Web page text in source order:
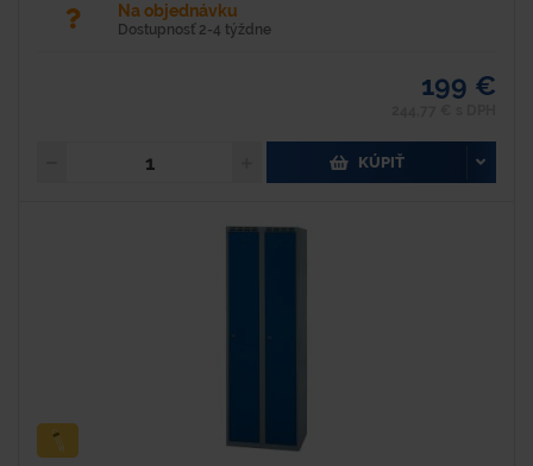
Na objednávku
Dostupnosť 2-4 týždne
199 €
KÚPIŤ